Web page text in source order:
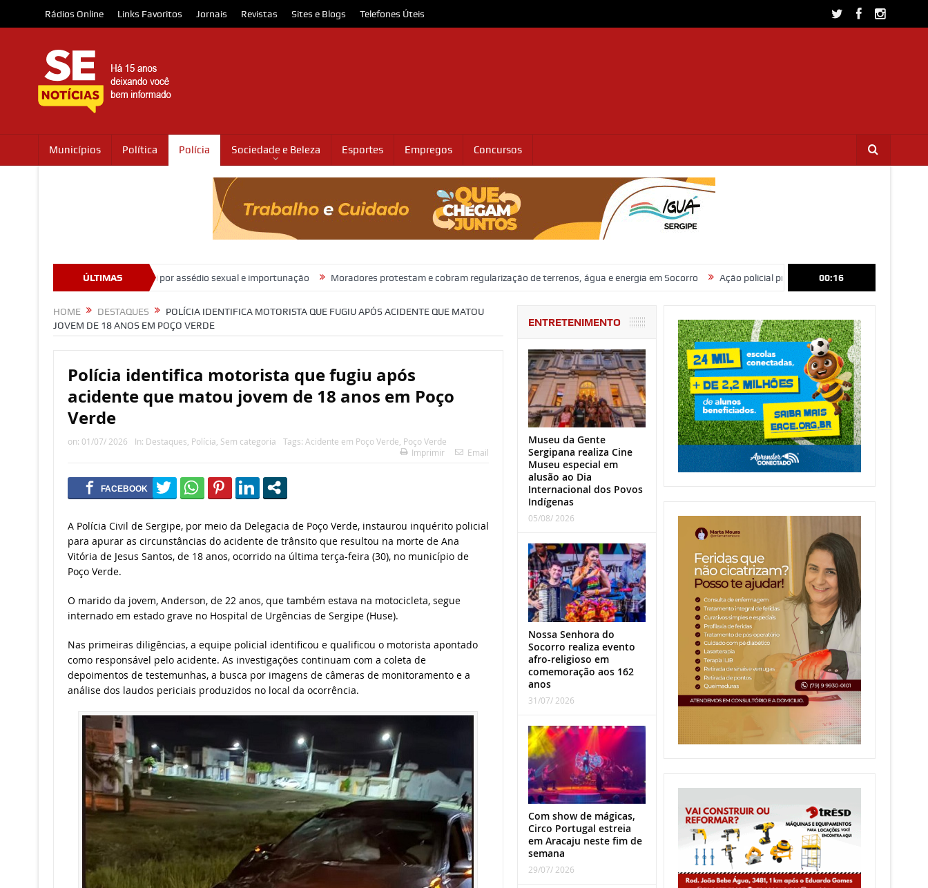
Rádios Online Links Favoritos Jornais Revistas Sites e Blogs Telefones Úteis
Municípios Política Polícia Sociedade e Beleza Esportes Empregos Concursos
ÚLTIMAS
ministro Marco Buzzi por assédio sexual e importunação Moradores protestam e cobram regularização de terrenos, água e energia em Socorro Ação policial prende trio por furto de fios de cobre e
00:16
HOME DESTAQUES
POLÍCIA IDENTIFICA MOTORISTA QUE FUGIU APÓS ACIDENTE QUE MATOU
JOVEM DE 18 ANOS EM POÇO VERDE
Polícia identifica motorista que fugiu após
acidente que matou jovem de 18 anos em Poço
Verde
on: 01/07/ 2026 In: Destaques Polícia Sem categoria Tags: Acidente em Poço Verde Poço Verde
Imprimir
Email
A Polícia Civil de Sergipe, por meio da Delegacia de Poço Verde, instaurou inquérito policial
para apurar as circunstâncias do acidente de trânsito que resultou na morte de Ana
Vitória de Jesus Santos, de 18 anos, ocorrido na última terça-feira (30), no município de
Poço Verde.
O marido da jovem, Anderson, de 22 anos, que também estava na motocicleta, segue
internado em estado grave no Hospital de Urgências de Sergipe (Huse).
Nas primeiras diligências, a equipe policial identificou e qualificou o motorista apontado
como responsável pelo acidente. As investigações continuam com a coleta de
depoimentos de testemunhas, a busca por imagens de câmeras de monitoramento e a
análise dos laudos periciais produzidos no local da ocorrência.
ENTRETENIMENTO
Museu da Gente
Sergipana realiza Cine
Museu especial em
alusão ao Dia
Internacional dos Povos
Indígenas
05/08/ 2026
Nossa Senhora do
Socorro realiza evento
afro-religioso em
comemoração aos 162
anos
31/07/ 2026
Com show de mágicas,
Circo Portugal estreia
em Aracaju neste fim de
semana
29/07/ 2026